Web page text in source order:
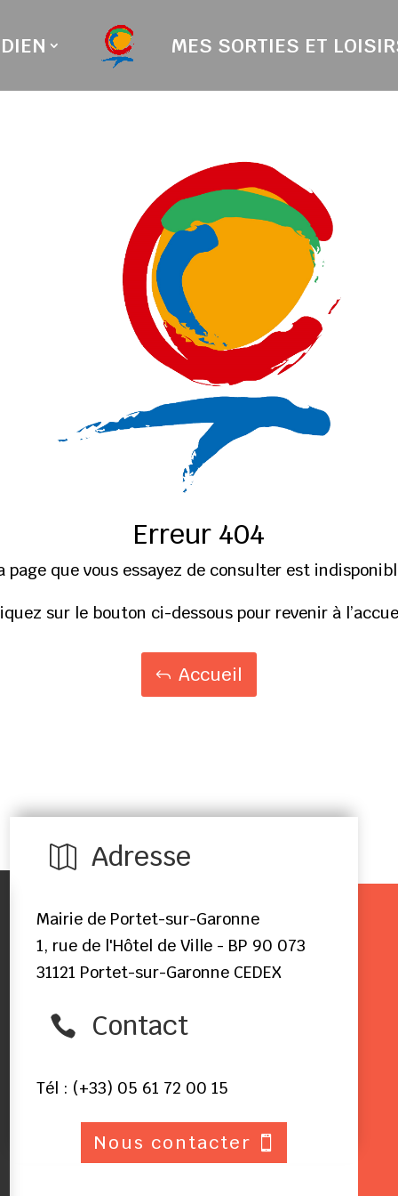
MES SORTIES ET
Erreur 404
page que vous essayez de consulter est
sur le bouton ci-dessous pour revenir à
Accueil
 Adresse
Mairie de Portet-sur-Garonne
1, rue de l'Hôtel de Ville - BP 90 073
31121 Portet-sur-Garonne CEDEX
 Contact
Tél : (+33) 05 61 72 00 15
Nous contacter